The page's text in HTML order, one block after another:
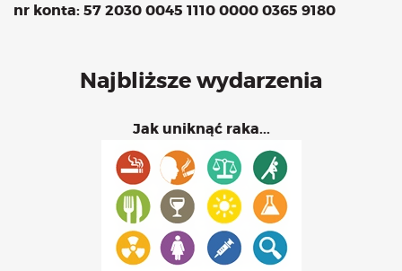
nr konta: 57 2030 0045 1110 0000 0365 9180
Najbliższe wydarzenia
Jak uniknąć raka...